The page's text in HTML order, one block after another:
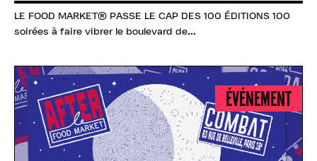
LE FOOD MARKET® PASSE LE CAP DES 100 ÉDITIONS 100
soirées à faire vibrer le boulevard de...
ÉVÉNEMENT